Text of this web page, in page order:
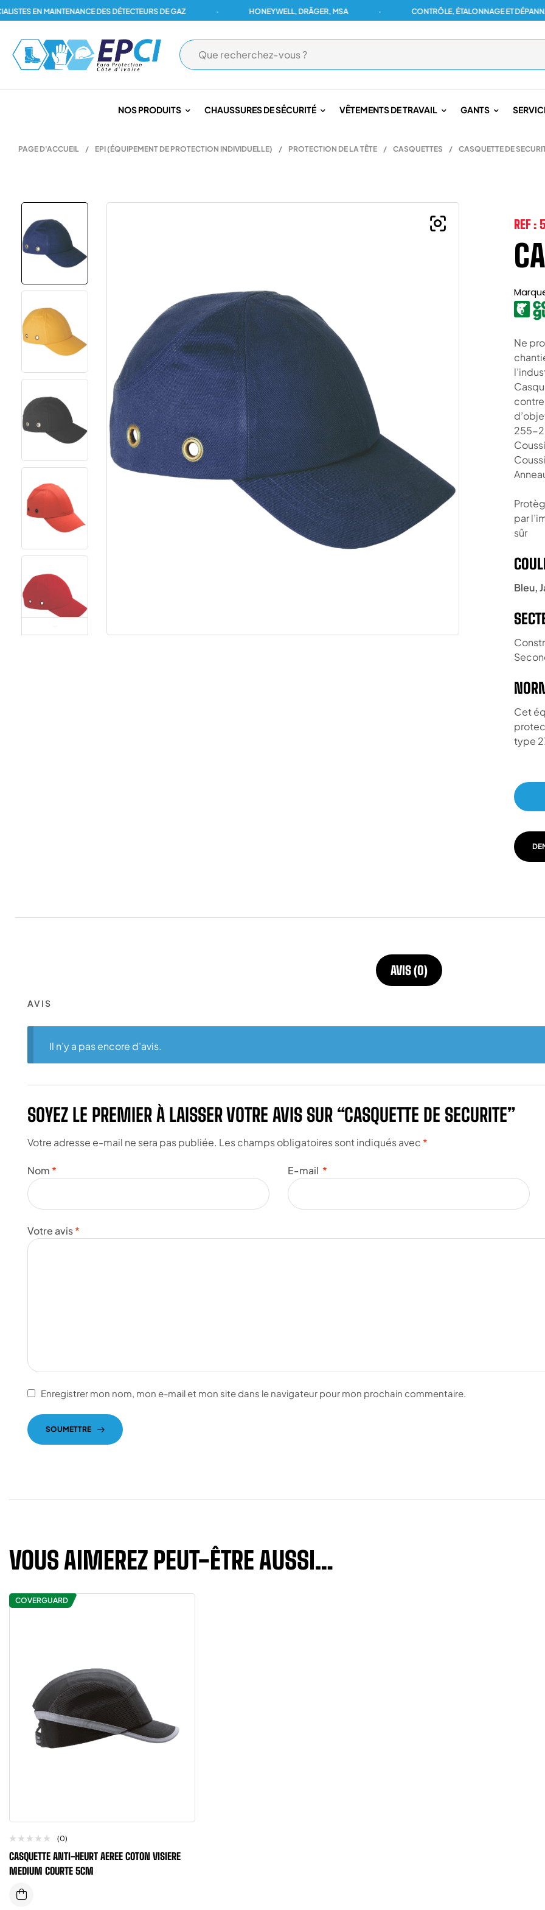
EN MAINTENANCE DES DÉTECTEURS DE GAZ HONEYWELL, DRÄGER, MSA CONTRÔLE, ÉTALONNAGE ET DÉPANNAGE
NOS PRODUITS CHAUSSURES DE SÉCURITÉ VÊTEMENTS DE TRAVAIL GANTS
PAGE D'ACCUEIL / EPI (ÉQUIPEMENT DE PROTECTION INDIVIDUELLE) / PROTECTION DE LA TÊTE / CASQUETTES / CASQUETTE DE
REF :
Ne
contre
255-
par
sûr
Bleu,
Cet
type
AVIS (0)
AVIS
Il n’y a pas encore d’avis.
SOYEZ LE PREMIER À LAISSER VOTRE AVIS SUR “CASQUETTE DE SECURITE”
Votre adresse e-mail ne sera pas publiée. Les champs obligatoires sont indiqués avec *
Votre avis*
Nom * E-mail *
Enregistrer mon nom, mon e-mail et mon site dans le navigateur pour mon prochain commentaire.
SOUMETTRE
VOUS AIMEREZ PEUT-ÊTRE AUSSI…
COVERGUARD
(0)
CASQUETTE ANTI-HEURT AEREE COTON VISIERE
MEDIUM COURTE 5CM